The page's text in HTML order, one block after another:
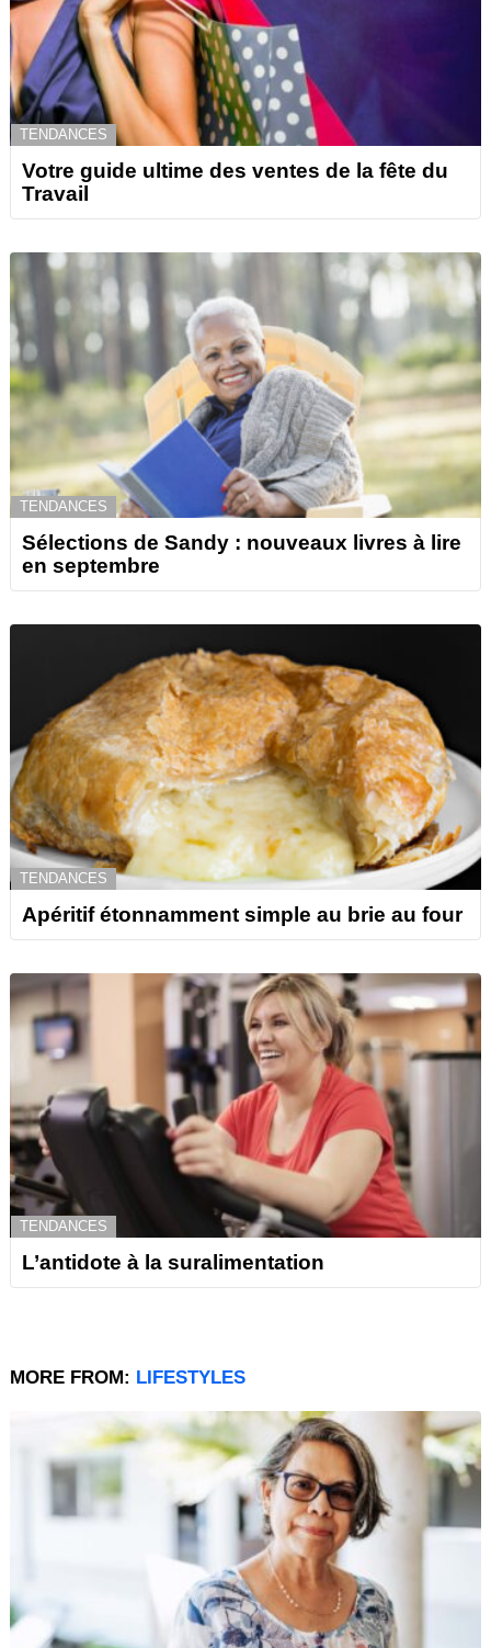
TENDANCES
Votre guide ultime des ventes de la fête du
Travail
TENDANCES
Sélections de Sandy : nouveaux livres à lire
en septembre
TENDANCES
Apéritif étonnamment simple au brie au four
TENDANCES
L’antidote à la suralimentation
MORE FROM: LIFESTYLES